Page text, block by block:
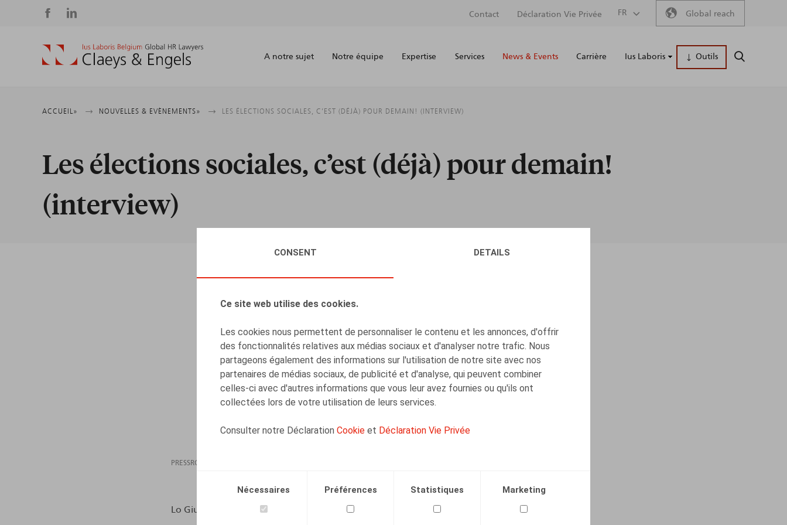
CONSENT DETAILS
Ce site web utilise des cookies.
Les cookies nous permettent de personnaliser le contenu et les annonces, d'offrir
des fonctionnalités relatives aux médias sociaux et d'analyser notre trafic. Nous
partageons également des informations sur l'utilisation de notre site avec nos
partenaires de médias sociaux, de publicité et d'analyse, qui peuvent combiner
celles-ci avec d'autres informations que vous leur avez fournies ou qu'ils ont
collectées lors de votre utilisation de leurs services.
Consulter notre Déclaration Cookie et Déclaration Vie Privée
Nécessaires Préférences Statistiques Marketing
Social
media
Secondary
menu
Contact Déclaration Vie Privée FR Global reach
Main
A notre sujet Notre équipe Expertise Services News & Events Carrière Ius Laboris Outils
Fil
d'Ariane
ACCUEIL NOUVELLES & EVÈNEMENTS LES ÉLECTIONS SOCIALES, C’EST (DÉJÀ) POUR DEMAIN! (INTERVIEW)
Les élections sociales, c’est (déjà) pour demain!
(interview)
PRESSROOM
Lo Giudice, Ch., HR.square nr 31, nov-dec 2019, pp. 6-7